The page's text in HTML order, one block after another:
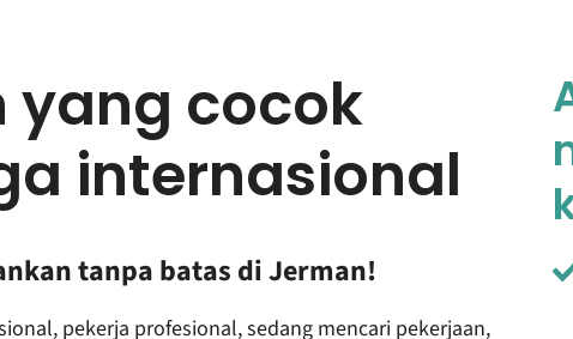
yang cocok
internasional
tanpa batas di Jerman!
pekerja profesional, sedang mencari pekerjaan,